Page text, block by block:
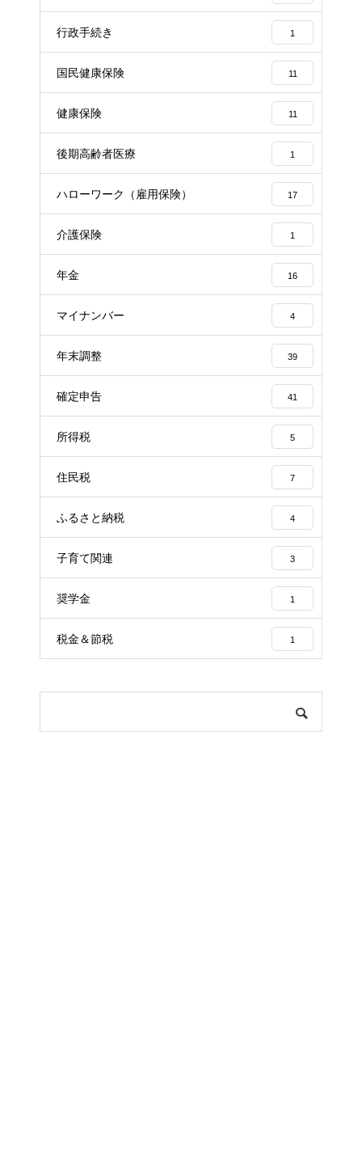
行政手続き 1
国民健康保険 11
健康保険 11
後期高齢者医療 1
ハローワーク（雇用保険） 17
介護保険 1
年金 16
マイナンバー 4
年末調整 39
確定申告 41
所得税 5
住民税 7
ふるさと納税 4
子育て関連 3
奨学金 1
税金＆節税 1